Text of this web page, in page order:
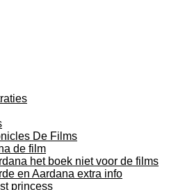
De Films
de film
het boek niet voor de films
en Aardana extra info
princess